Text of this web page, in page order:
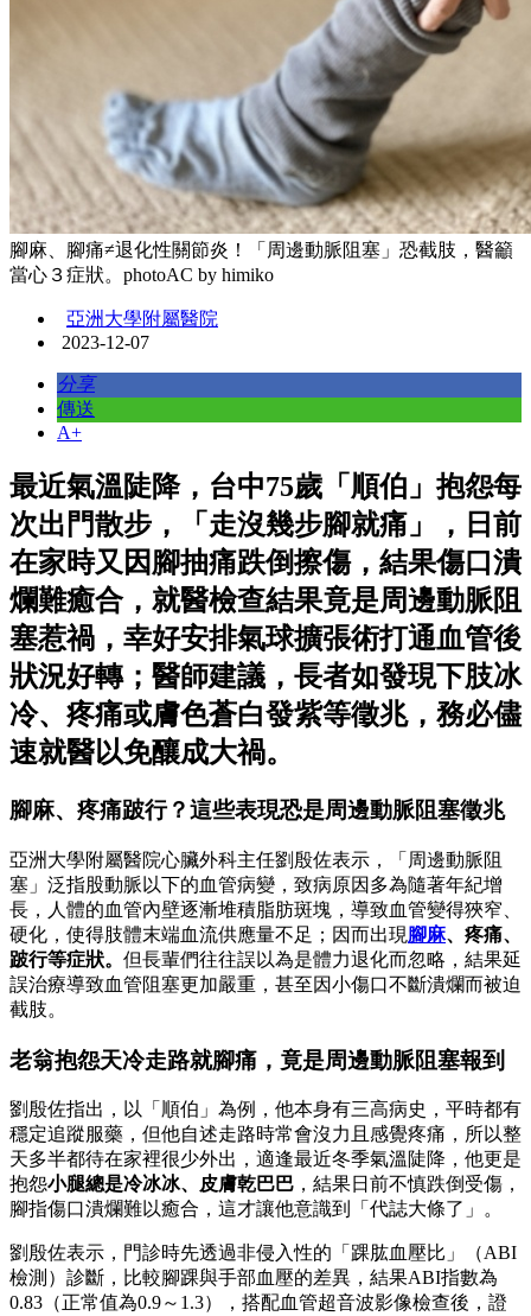
腳麻、腳痛≠退化性關節炎！「周邊動脈阻塞」恐截肢，醫籲
當心３症狀。photoAC by himiko
亞洲大學附屬醫院
2023-12-07
分享
傳送
A+
最近氣溫陡降，台中75歲「順伯」抱怨每
次出門散步，「走沒幾步腳就痛」，日前
在家時又因腳抽痛跌倒擦傷，結果傷口潰
爛難癒合，就醫檢查結果竟是周邊動脈阻
塞惹禍，幸好安排氣球擴張術打通血管後
狀況好轉；醫師建議，長者如發現下肢冰
冷、疼痛或膚色蒼白發紫等徵兆，務必儘
速就醫以免釀成大禍。
腳麻、疼痛跛行？這些表現恐是周邊動脈阻塞徵兆
亞洲大學附屬醫院心臟外科主任劉殷佐表示，「周邊動脈阻
塞」泛指股動脈以下的血管病變，致病原因多為隨著年紀增
長，人體的血管內壁逐漸堆積脂肪斑塊，導致血管變得狹窄、
硬化，使得肢體末端血流供應量不足；因而出現腳麻、疼痛、
跛行等症狀。 但長輩們往往誤以為是體力退化而忽略，結果延
誤治療導致血管阻塞更加嚴重，甚至因小傷口不斷潰爛而被迫
截肢。
老翁抱怨天冷走路就腳痛，竟是周邊動脈阻塞報到
劉殷佐指出，以「順伯」為例，他本身有三高病史，平時都有
穩定追蹤服藥，但他自述走路時常會沒力且感覺疼痛，所以整
天多半都待在家裡很少外出，適逢最近冬季氣溫陡降，他更是
抱怨小腿總是冷冰冰、皮膚乾巴巴 ，結果日前不慎跌倒受傷，
腳指傷口潰爛難以癒合，這才讓他意識到「代誌大條了」。
劉殷佐表示，門診時先透過非侵入性的「踝肱血壓比」（ABI
檢測）診斷，比較腳踝與手部血壓的差異，結果ABI指數為
0.83（正常值為0.9～1.3），搭配血管超音波影像檢查後，證